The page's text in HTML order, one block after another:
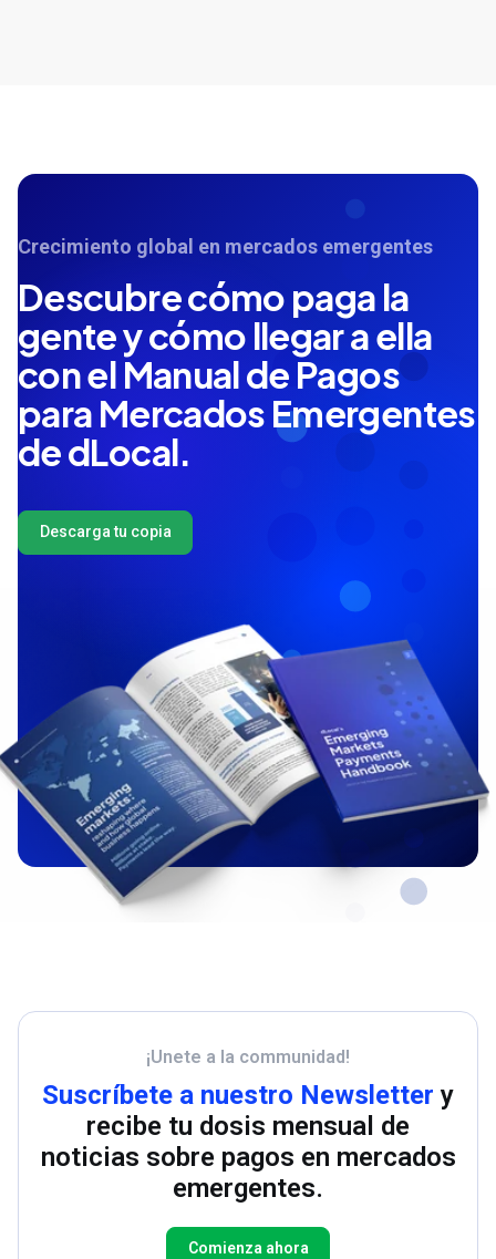
Crecimiento global en mercados emergentes
Descubre cómo paga la
gente y cómo llegar a ella
con el Manual de Pagos
para Mercados Emergentes
de dLocal.
Descarga tu copia
¡Unete a la communidad!
Suscríbete a nuestro Newsletter y
recibe tu dosis mensual de
noticias sobre pagos en mercados
emergentes.
Comienza ahora